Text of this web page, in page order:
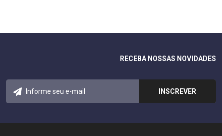
RECEBA NOSSAS NOVIDADES